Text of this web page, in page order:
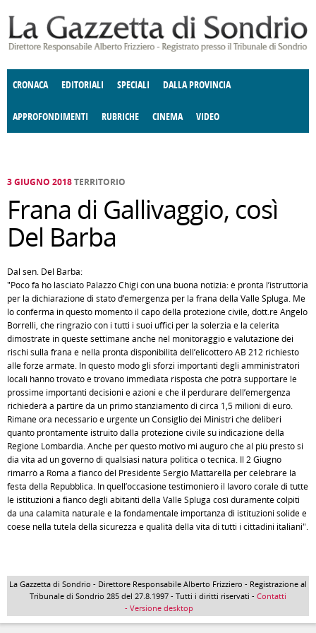
CRONACA EDITORIALI SPECIALI DALLA PROVINCIA
APPROFONDIMENTI
E SPETTACOLI POLITICA
RUBRICHE
DELLE IDEE FATTI DELLO SPIRITO
CINEMA VIDEO
3 GIUGNO 2018TERRITORIO
Frana di Gallivaggio, così
Del Barba
Dal sen. Del Barba:
"Poco fa ho lasciato Palazzo Chigi con una buona notizia: è pronta l’istruttoria
per la dichiarazione di stato d’emergenza per la frana della Valle Spluga. Me
lo conferma in questo momento il capo della protezione civile, dott.re Angelo
Borrelli, che ringrazio con i tutti i suoi uffici per la solerzia e la celerità
dimostrate in queste settimane anche nel monitoraggio e valutazione dei
rischi sulla frana e nella pronta disponibilità dell’elicottero AB 212 richiesto
alle forze armate. In questo modo gli sforzi importanti degli amministratori
locali hanno trovato e trovano immediata risposta che potrà supportare le
prossime importanti decisioni e azioni e che il perdurare dell’emergenza
richiederà a partire da un primo stanziamento di circa 1,5 milioni di euro.
Rimane ora necessario e urgente un Consiglio dei Ministri che deliberi
quanto prontamente istruito dalla protezione civile su indicazione della
Regione Lombardia. Anche per questo motivo mi auguro che al più presto si
dia vita ad un governo di qualsiasi natura politica o tecnica. Il 2 Giugno
rimarrò a Roma a fianco del Presidente Sergio Mattarella per celebrare la
festa della Repubblica. In quell’occasione testimonierò il lavoro corale di tutte
le istituzioni a fianco degli abitanti della Valle Spluga così duramente colpiti
da una calamità naturale e la fondamentale importanza di istituzioni solide e
coese nella tutela della sicurezza e qualità della vita di tutti i cittadini italiani".
La Gazzetta di Sondrio - Direttore Responsabile Alberto Frizziero - Registrazione al
Tribunale di Sondrio 285 del 27.8.1997 - Tutti i diritti riservati - Contatti
- Versione desktop